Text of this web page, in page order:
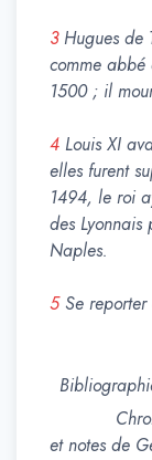
3 Hugues de
comme
1500 ; il
4 Louis XI
elles furent
1494, le roi
des
Naples.
5Se reporter
et notes de